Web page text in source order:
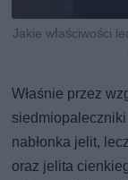
Jakie właściwości
Właśnie przez
nabłonka jelit,
oraz jelita